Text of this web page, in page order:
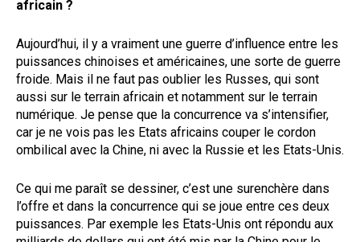
africain ?
Aujourd’hui, il y a vraiment une guerre d’influence entre les
puissances chinoises et américaines, une sorte de guerre
froide. Mais il ne faut pas oublier les Russes, qui sont
aussi sur le terrain africain et notamment sur le terrain
numérique. Je pense que la concurrence va s’intensifier,
car je ne vois pas les Etats africains couper le cordon
ombilical avec la Chine, ni avec la Russie et les Etats-Unis.
Ce qui me paraît se dessiner, c’est une surenchère dans
l’offre et dans la concurrence qui se joue entre ces deux
puissances. Par exemple les Etats-Unis ont répondu aux